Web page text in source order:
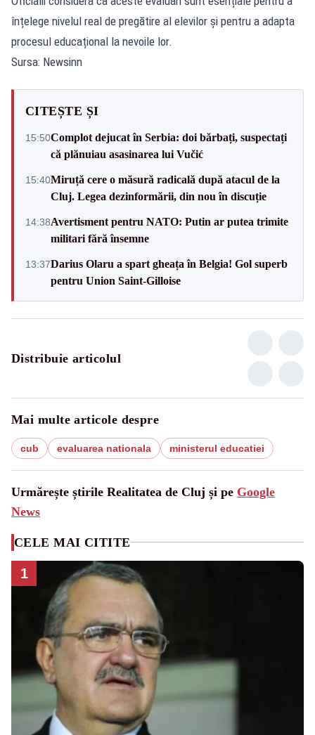
înțelege nivelul real de pregătire al elevilor și pentru a adapta
procesul educațional la nevoile lor.
Sursa: Newsinn
CITEȘTE ȘI
15:50Complot dejucat în Serbia: doi bărbați, suspectați
că plănuiau asasinarea lui Vučić
15:40Miruță cere o măsură radicală după atacul de la
Cluj. Legea dezinformării, din nou în discuție
14:38Avertisment pentru NATO: Putin ar putea trimite
militari fără însemne
13:37Darius Olaru a spart gheața în Belgia! Gol superb
pentru Union Saint-Gilloise
Distribuie articolul
Mai multe articole despre
cub evaluarea nationala ministerul educatiei
Urmărește știrile Realitatea de Cluj și pe Google
News
CELE MAI CITITE
1